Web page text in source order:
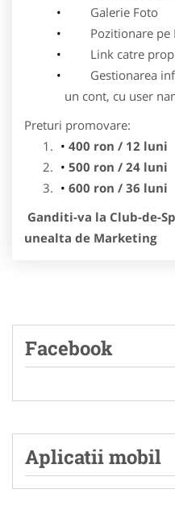
Galerie Foto
Pozitionare pe
Link catre
Gestionarea
un cont, cu user
Preturi promovare:
400 ron / 12 luni
500 ron / 24 luni
600 ron / 36 luni
Ganditi-va la Club-de-
unealta de Marketing
Facebook
Aplicatii mobil